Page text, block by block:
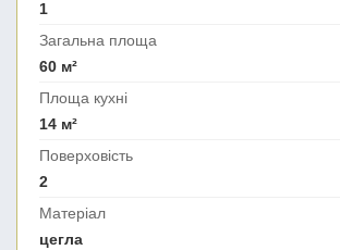
1
Загальна площа
60 м²
Площа кухні
14 м²
Поверховість
2
Матеріал
цегла